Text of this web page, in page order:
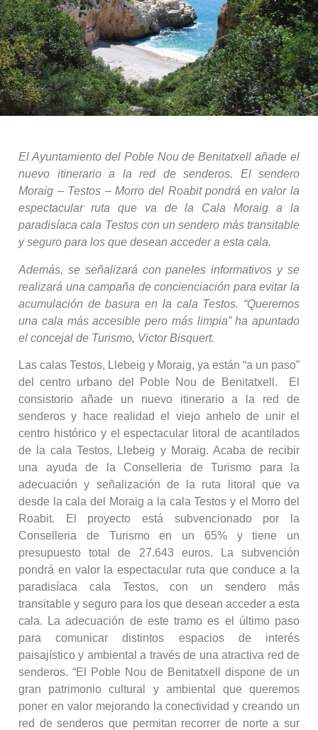
El Ayuntamiento del Poble Nou de Benitatxell añade el
nuevo itinerario a la red de senderos. El sendero
Moraig – Testos – Morro del Roabit pondrá en valor la
espectacular ruta que va de la Cala Moraig a la
paradisíaca cala Testos con un sendero más transitable
y seguro para los que desean acceder a esta cala.
Además, se señalizará con paneles informativos y se
realizará una campaña de concienciación para evitar la
acumulación de basura en la cala Testos. “Queremos
una cala más accesible pero más limpia” ha apuntado
el concejal de Turismo, Victor Bisquert.
Las calas Testos, Llebeig y Moraig, ya están “a un paso”
del centro urbano del Poble Nou de Benitatxell. El
consistorio añade un nuevo itinerario a la red de
senderos y hace realidad el viejo anhelo de unir el
centro histórico y el espectacular litoral de acantilados
de la cala Testos, Llebeig y Moraig. Acaba de recibir
una ayuda de la Conselleria de Turismo para la
adecuación y señalización de la ruta litoral que va
desde la cala del Moraig a la cala Testos y el Morro del
Roabit. El proyecto está subvencionado por la
Conselleria de Turismo en un 65% y tiene un
presupuesto total de 27.643 euros. La subvención
pondrá en valor la espectacular ruta que conduce a la
paradisíaca cala Testos, con un sendero más
transitable y seguro para los que desean acceder a esta
cala. La adecuación de este tramo es el último paso
para comunicar distintos espacios de interés
paisajístico y ambiental a través de una atractiva red de
senderos. “El Poble Nou de Benitatxell dispone de un
gran patrimonio cultural y ambiental que queremos
poner en valor mejorando la conectividad y creando un
red de senderos que permitan recorrer de norte a sur